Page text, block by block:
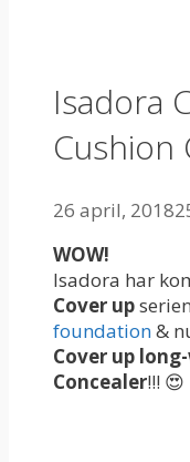
Isadora
Cushion
26 april, 2018
WOW!
Isadora har
Cover up
foundation&
Cover up
Concealer!!! 😍